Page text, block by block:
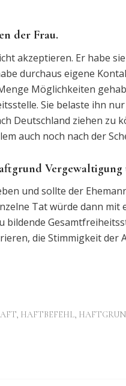
der Frau.
akzeptieren. Er habe
durchaus eigene
Möglichkeiten
Sie belaste ihn
Deutschland ziehen zu
auch noch nach der
und sollte der
Tat würde dann mit
bildende
die Stimmigkeit der
, HAFTBEFEHL,